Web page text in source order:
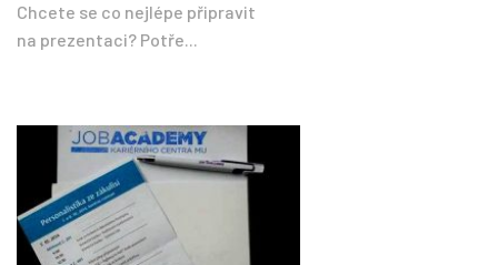
Chcete se co nejlépe připravit
na prezentaci? Potře...